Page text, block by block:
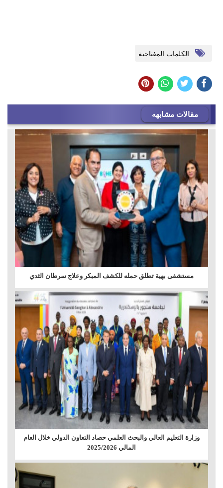
الكلمات المفتاحية
مقالات مشابهه
مستشفى بهية تطلق حمله للكشف المبكر وعلاج سرطان الثدي
وزارة التعليم العالي والبحث العلمي حصاد التعاون الدولي خلال العام
المالي 2025/2026